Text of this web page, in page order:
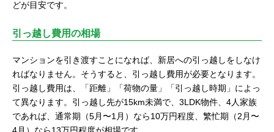
どが目安です。
引っ越し費用の相場
マンションを引き渡すことになれば、新居への引っ越しをしなけ
ればなりません。そうすると、引っ越し費用が必要となります。
引っ越し費用は、「距離」「荷物の量」「引っ越し時期」によっ
て異なります。引っ越し先が15km未満で、3LDK物件、4人家族
であれば、通常期（5月〜1月）なら10万円程度、繁忙期（2月〜